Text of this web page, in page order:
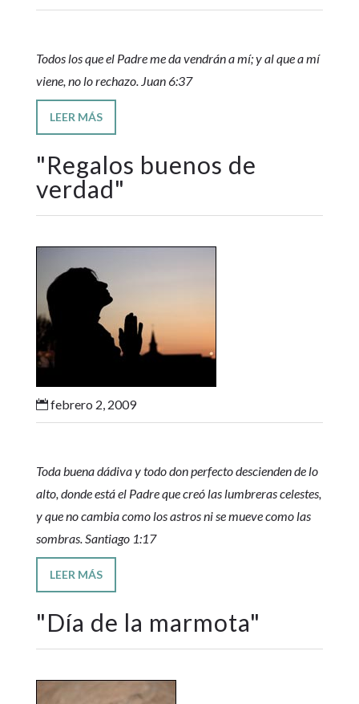
Todos los que el Padre me da vendrán a mí; y al que a mí
viene, no lo rechazo. Juan 6:37
LEER MÁS
"Regalos buenos de
verdad"
febrero 2, 2009
Toda buena dádiva y todo don perfecto descienden de lo
alto, donde está el Padre que creó las lumbreras celestes,
y que no cambia como los astros ni se mueve como las
sombras. Santiago 1:17
LEER MÁS
"Día de la marmota"